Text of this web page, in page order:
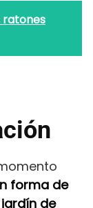
ratones
forma de
de